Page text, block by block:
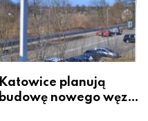
Katowice planują
budowę nowego węzła